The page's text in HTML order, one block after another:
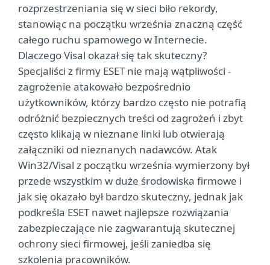
rozprzestrzeniania się w sieci biło rekordy,
stanowiąc na początku września znaczną część
całego ruchu spamowego w Internecie.
Dlaczego Visal okazał się tak skuteczny?
Specjaliści z firmy ESET nie mają wątpliwości -
zagrożenie atakowało bezpośrednio
użytkowników, którzy bardzo często nie potrafią
odróżnić bezpiecznych treści od zagrożeń i zbyt
często klikają w nieznane linki lub otwierają
załączniki od nieznanych nadawców. Atak
Win32/Visal z początku września wymierzony był
przede wszystkim w duże środowiska firmowe i
jak się okazało był bardzo skuteczny, jednak jak
podkreśla ESET nawet najlepsze rozwiązania
zabezpieczające nie zagwarantują skutecznej
ochrony sieci firmowej, jeśli zaniedba się
szkolenia pracowników.